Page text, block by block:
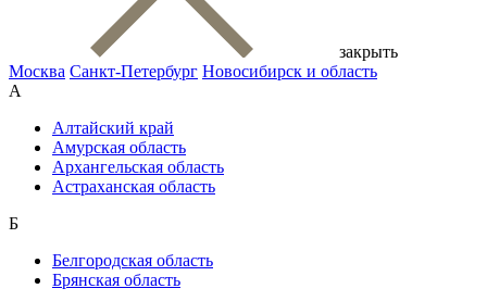
закрыть
Москва Санкт-Петербург Новосибирск и область
А
Алтайский край
Амурская область
Архангельская область
Астраханская область
Б
Белгородская область
Брянская область